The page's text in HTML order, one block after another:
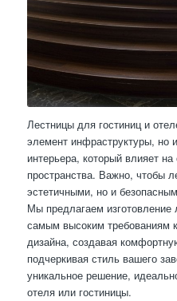
Лестницы для гостиниц и
элемент инфраструктуры, но
интерьера, который влияет
пространства. Важно, чтобы
эстетичными, но и
Мы предлагаем изготовление
самым высоким требованиям
дизайна, создавая
подчеркивая стиль вашего
уникальное решение,
отеля или гостиницы.